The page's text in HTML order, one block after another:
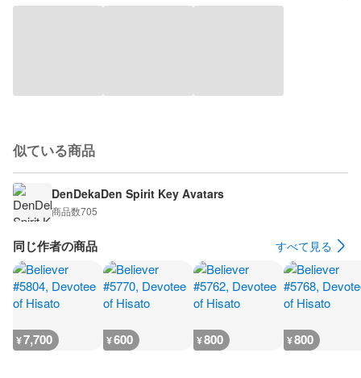
似ている商品
DenDekaDen Spirit Key Avatars
商品数705
同じ作者の商品 すべて見る
¥7,700 ¥600 ¥800 ¥800